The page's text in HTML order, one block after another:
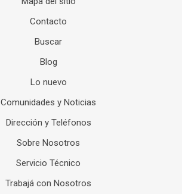
Contacto
Buscar
Blog
Lo nuevo
Comunidades y Noticias
Dirección y Teléfonos
Sobre Nosotros
Servicio Técnico
Trabajá con Nosotros